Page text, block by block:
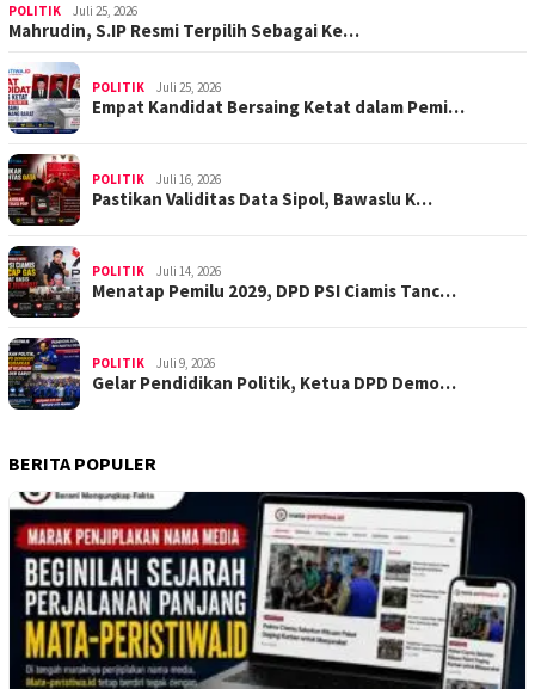
POLITIK Juli 25, 2026
Mahrudin, S.IP Resmi Terpilih Sebagai Ke…
POLITIK Juli 25, 2026
Empat Kandidat Bersaing Ketat dalam Pemi…
POLITIK Juli 16, 2026
Pastikan Validitas Data Sipol, Bawaslu K…
POLITIK Juli 14, 2026
Menatap Pemilu 2029, DPD PSI Ciamis Tanc…
POLITIK Juli 9, 2026
Gelar Pendidikan Politik, Ketua DPD Demo…
BERITA POPULER